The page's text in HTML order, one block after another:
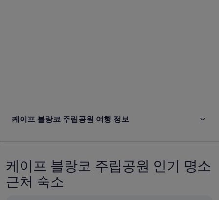
케이프 블랑코 주립공원 여행 정보
케이프 블랑코 주립공원 인기 명소
근처 숙소